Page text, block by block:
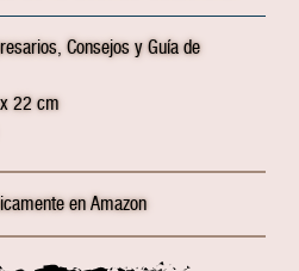
Consejos y Guía de
22 cm
en Amazon